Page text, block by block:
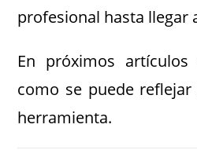
profesional hasta llegar
En próximos
como se puede
herramienta.